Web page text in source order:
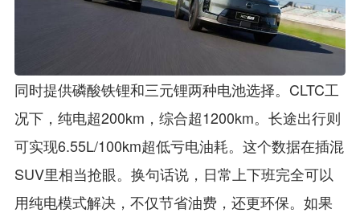
同时提供磷酸铁锂和三元锂两种电池选择。CLTC工
况下，纯电超200km，综合超1200km。长途出行则
可实现6.55L/100km超低亏电油耗。这个数据在插混
SUV里相当抢眼。换句话说，日常上下班完全可以
用纯电模式解决，不仅节省油费，还更环保。如果